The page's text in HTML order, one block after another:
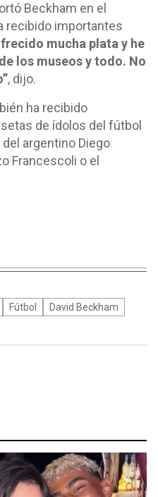
Beckham en el
recibido importantes
mucha plata y he
los museos y todo. No
, dijo.
ha recibido
de ídolos del fútbol
argentino Diego
Francescoli o el
Fútbol
David Beckham